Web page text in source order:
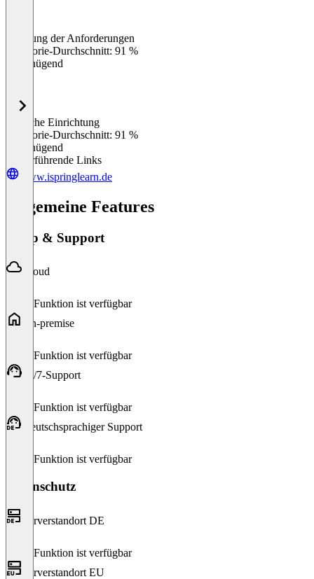
Erfüllung der Anforderungen
Kategorie-Durchschnitt: 91 %
Ungenügend
Einfache Einrichtung
Kategorie-Durchschnitt: 91 %
Ungenügend
Weiterführende Links
www.ispringlearn.de
Allgemeine Features
Setup & Support
Cloud
Diese Funktion ist verfügbar
On-premise
Diese Funktion ist verfügbar
24/7-Support
Diese Funktion ist verfügbar
Deutschsprachiger Support
Diese Funktion ist verfügbar
Datenschutz
Serverstandort DE
Diese Funktion ist verfügbar
Serverstandort EU